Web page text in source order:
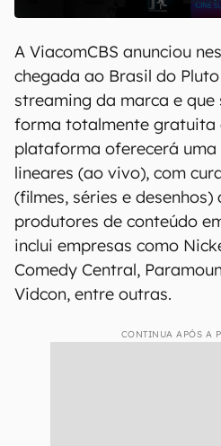
A ViacomCBS anunciou
chegada ao Brasil do
streaming da marca e
forma totalmente gratuita
plataforma oferecerá uma
lineares (ao vivo), com
(filmes, séries e
produtores de conteúdo
inclui empresas como
Comedy Central,
Vidcon, entre outras.
CONTINUA APÓS A